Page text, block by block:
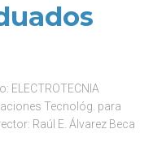
ELECTROTECNIA
Tecnológ. para
Raúl E. Álvarez Beca